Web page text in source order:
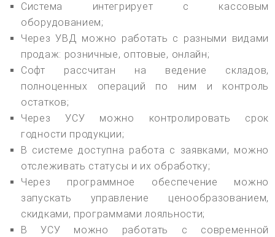
Система интегрирует с кассовым
оборудованием;
Через УВД можно работать с разными видами
продаж: розничные, оптовые, онлайн;
Софт рассчитан на ведение складов,
полноценных операций по ним и контроль
остатков;
Через УСУ можно контролировать срок
годности продукции;
В системе доступна работа с заявками, можно
отслеживать статусы и их обработку;
Через программное обеспечение можно
запускать управление ценообразованием,
скидками, программами лояльности;
В УСУ можно работать с современной